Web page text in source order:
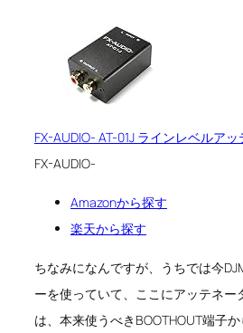
FX-AUDIO- AT-01J ラインレベルア
FX-AUDIO-
Amazonから探す
楽天から探す
ちなみになんですが、うちでは今
ーを使っていて、ここにアッテネー
は、本来使うべきBOOTHOUT端子か